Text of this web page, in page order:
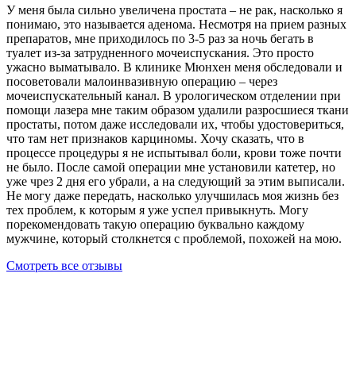
У меня была сильно увеличена простата – не рак, насколько я
понимаю, это называется аденома. Несмотря на прием разных
препаратов, мне приходилось по 3-5 раз за ночь бегать в
туалет из-за затрудненного мочеиспускания. Это просто
ужасно выматывало. В клинике Мюнхен меня обследовали и
посоветовали малоинвазивную операцию – через
мочеиспускательный канал. В урологическом отделении при
помощи лазера мне таким образом удалили разросшиеся ткани
простаты, потом даже исследовали их, чтобы удостовериться,
что там нет признаков карциномы. Хочу сказать, что в
процессе процедуры я не испытывал боли, крови тоже почти
не было. После самой операции мне установили катетер, но
уже чрез 2 дня его убрали, а на следующий за этим выписали.
Не могу даже передать, насколько улучшилась моя жизнь без
тех проблем, к которым я уже успел привыкнуть. Могу
порекомендовать такую операцию буквально каждому
мужчине, который столкнется с проблемой, похожей на мою.
Смотреть все отзывы